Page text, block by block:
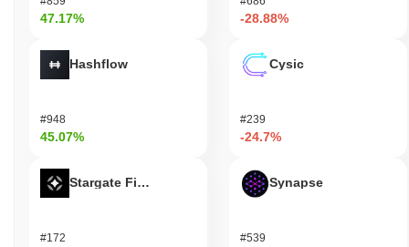
47.17%
Hashflow
#948
45.07%
Stargate Finance
#172
-28.88%
Cysic
#239
-24.7%
Synapse
#539